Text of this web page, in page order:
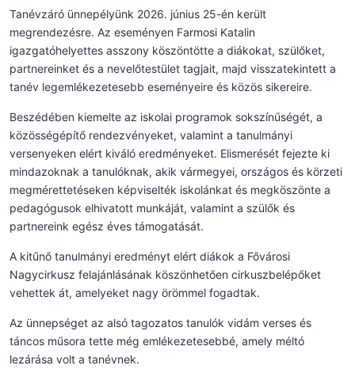
Tanévzáró ünnepélyünk 2026. június 25-én került
megrendezésre. Az eseményen Farmosi Katalin
igazgatóhelyettes asszony köszöntötte a diákokat, szülőket,
partnereinket és a nevelőtestület tagjait, majd visszatekintett a
tanév legemlékezetesebb eseményeire és közös sikereire.
Beszédében kiemelte az iskolai programok sokszínűségét, a
közösségépítő rendezvényeket, valamint a tanulmányi
versenyeken elért kiváló eredményeket. Elismerését fejezte ki
mindazoknak a tanulóknak, akik vármegyei, országos és körzeti
megmérettetéseken képviselték iskolánkat és megköszönte a
pedagógusok elhivatott munkáját, valamint a szülők és
partnereink egész éves támogatását.
A kitűnő tanulmányi eredményt elért diákok a Fővárosi
Nagycirkusz felajánlásának köszönhetően cirkuszbelépőket
vehettek át, amelyeket nagy örömmel fogadtak.
Az ünnepséget az alsó tagozatos tanulók vidám verses és
táncos műsora tette még emlékezetesebbé, amely méltó
lezárása volt a tanévnek.